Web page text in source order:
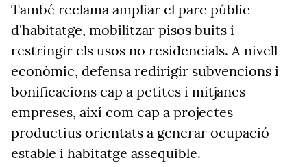
També reclama ampliar el parc públic
d'habitatge, mobilitzar pisos buits i
restringir els usos no residencials. A nivell
econòmic, defensa redirigir subvencions i
bonificacions cap a petites i mitjanes
empreses, així com cap a projectes
productius orientats a generar ocupació
estable i habitatge assequible.